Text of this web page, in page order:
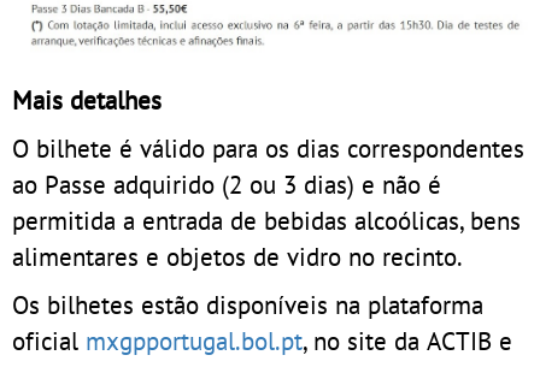
Mais detalhes
O bilhete é válido para os dias correspondentes
ao Passe adquirido (2 ou 3 dias) e não é
permitida a entrada de bebidas alcoólicas, bens
alimentares e objetos de vidro no recinto.
Os bilhetes estão disponíveis na plataforma
oficial mxgpportugal.bol.pt, no site da ACTIB e